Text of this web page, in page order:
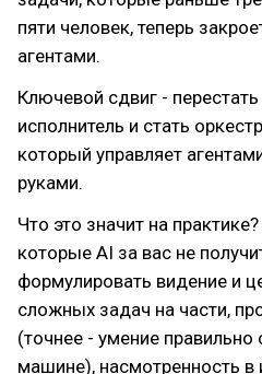
пяти человек, теперь
агентами.
Ключевой сдвиг -
исполнитель и стать
который управляет
руками.
Что это значит на
которые AI за вас не
формулировать видение и
сложных задач на части,
(точнее - умение правильно
машине), насмотренность в